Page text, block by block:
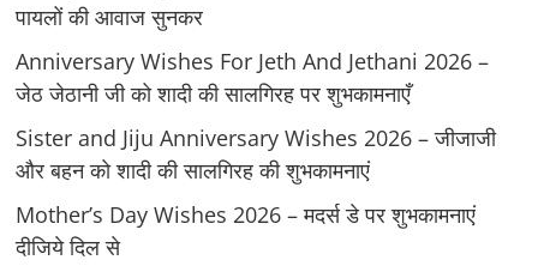
पायलों की आवाज सुनकर
Anniversary Wishes For Jeth And Jethani 2026 –
जेठ जेठानी जी को शादी की सालगिरह पर शुभकामनाएँ
Sister and Jiju Anniversary Wishes 2026 – जीजाजी
और बहन को शादी की सालगिरह की शुभकामनाएं
Mother’s Day Wishes 2026 – मदर्स डे पर शुभकामनाएं
दीजिये दिल से